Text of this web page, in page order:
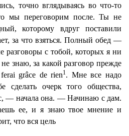
точно вглядываясь во что-то
мы переговорим после. Ты не
которому вдруг поставили
за что взяться. Полный обед —
разговоры с тобой, которых я ни
знаю, за какой разговор прежде
grâce de rien1. Мне все надо
сделать очерк того общества,
— начала она. — Начинаю с дам.
ее, и я знаю твое мнение и
что вся цель